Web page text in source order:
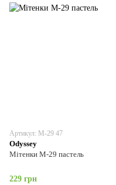
Артикул: М-29 47
Odyssey
Мітенки М-29 пастель
229 грн